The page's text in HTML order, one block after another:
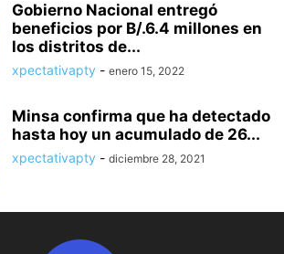
Gobierno Nacional entregó
beneficios por B/.6.4 millones en
los distritos de...
xpectativapty - enero 15, 2022
Minsa confirma que ha detectado
hasta hoy un acumulado de 26...
xpectativapty - diciembre 28, 2021